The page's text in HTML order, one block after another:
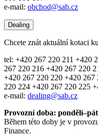
e-mail: obchod@sab.cz
Dealing
Chcete znát aktuální kotaci
tel: +420 267 220 211 +420
267 220 216 +420 267 220
+420 267 220 220 +420
220 224 +420 267 220 225
e-mail: dealing@sab.cz
Provozní doba:
Během této doby je v
Finance.